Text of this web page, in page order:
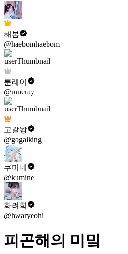
해봄
@haebomhaebom
룬레이
@runeray
고갈왕
@gogalking
쿠미네
@kumine
화려희
@hwaryeohi
피곤해의 미밐